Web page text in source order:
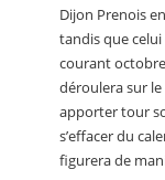
Dijon Prenois
tandis que celui
courant
déroulera sur le
apporter tour
s’effacer du
figurera de